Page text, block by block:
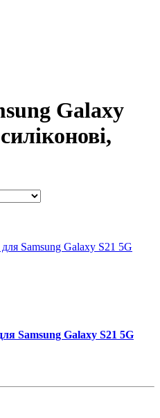
Galaxy
Samsung Galaxy S21 5G